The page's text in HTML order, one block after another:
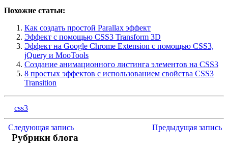
Похожие статьи:
Как создать простой Parallax эффект
Эффект с помощью CSS3 Transform 3D
Эффект на Google Chrome Extension с помощью CSS3,
jQuery и MooTools
Создание анимационного листинга элементов на CSS3
8 простых эффектов с использованием свойства CSS3
Transition
css3
Следующая запись Предыдущая запись
Рубрики блога